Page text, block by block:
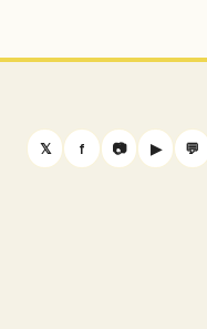
𝕏 f 📷 ▶ 💬